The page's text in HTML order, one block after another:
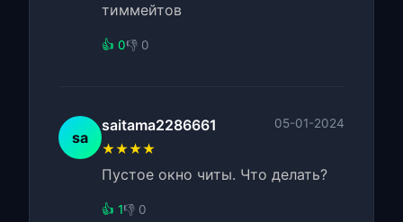
тиммейтов
👍 0👎 0
sa
saitama2286661 05-01-2024
★★★★
Пустое окно читы. Что делать?
👍 1👎 0